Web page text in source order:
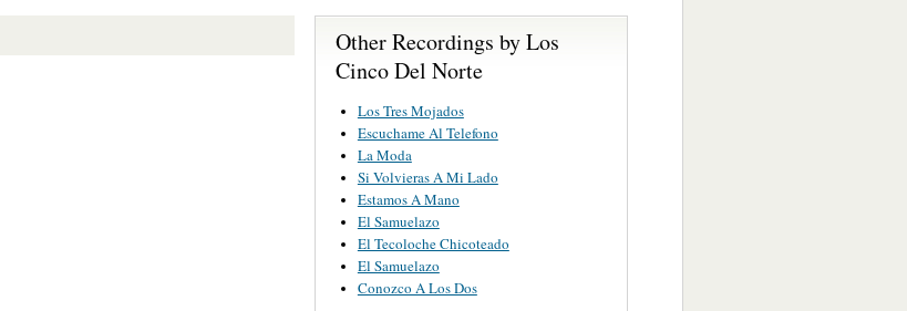
Other Recordings by Los
Cinco Del Norte
Los Tres Mojados
Escuchame Al Telefono
La Moda
Si Volvieras A Mi Lado
Estamos A Mano
El Samuelazo
El Tecoloche Chicoteado
El Samuelazo
Conozco A Los Dos